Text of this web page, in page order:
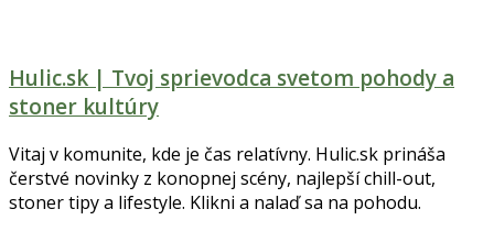
Hulic.sk | Tvoj sprievodca svetom pohody a
stoner kultúry
Vitaj v komunite, kde je čas relatívny. Hulic.sk prináša
čerstvé novinky z konopnej scény, najlepší chill-out,
stoner tipy a lifestyle. Klikni a nalaď sa na pohodu.